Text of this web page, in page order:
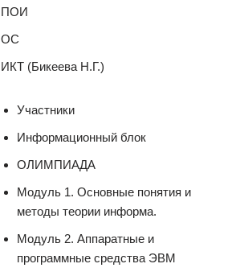
ПОИ
ОС
ИКТ (Бикеева Н.Г.)
Участники
Информационный блок
ОЛИМПИАДА
Модуль 1. Основные понятия и
методы теории информа.
Модуль 2. Аппаратные и
программные средства ЭВМ